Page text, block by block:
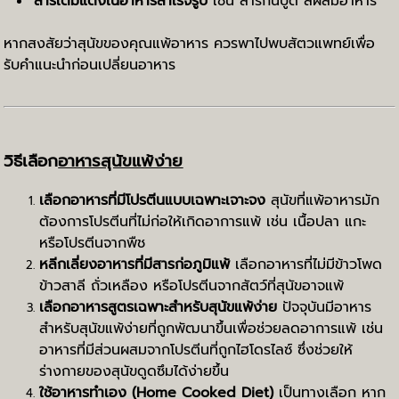
หากสงสัยว่าสุนัขของคุณแพ้อาหาร ควรพาไปพบสัตวแพทย์เพื่อ
รับคำแนะนำก่อนเปลี่ยนอาหาร
วิธีเลือกอาหารสุนัขแพ้ง่าย
เลือกอาหารที่มีโปรตีนแบบเฉพาะเจาะจง สุนัขที่แพ้อาหารมัก
ต้องการโปรตีนที่ไม่ก่อให้เกิดอาการแพ้ เช่น เนื้อปลา แกะ
หรือโปรตีนจากพืช
หลีกเลี่ยงอาหารที่มีสารก่อภูมิแพ้เลือกอาหารที่ไม่มีข้าวโพด
ข้าวสาลี ถั่วเหลือง หรือโปรตีนจากสัตว์ที่สุนัขอาจแพ้
เลือกอาหารสูตรเฉพาะสำหรับสุนัขแพ้ง่าย ปัจจุบันมีอาหาร
สำหรับสุนัขแพ้ง่ายที่ถูกพัฒนาขึ้นเพื่อช่วยลดอาการแพ้ เช่น
อาหารที่มีส่วนผสมจากโปรตีนที่ถูกไฮโดรไลซ์ ซึ่งช่วยให้
ร่างกายของสุนัขดูดซึมได้ง่ายขึ้น
ใช้อาหารทำเอง (Home Cooked Diet)เป็นทางเลือก หาก